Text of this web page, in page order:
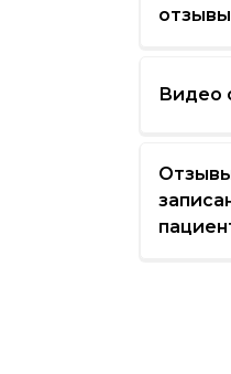
отзывы
Видео